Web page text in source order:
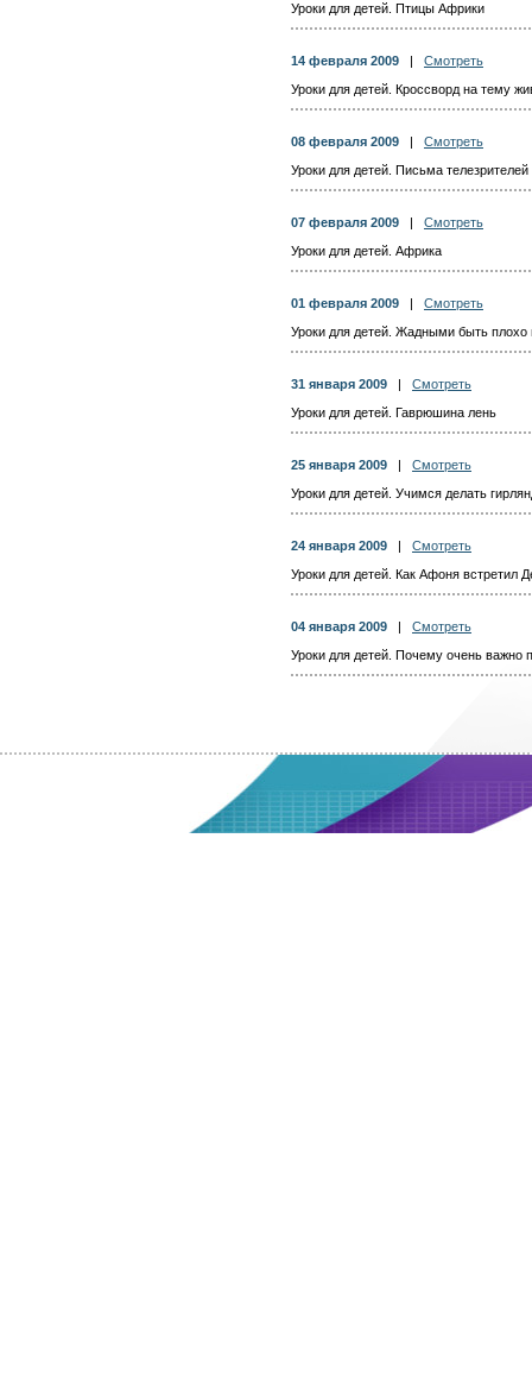
Уроки для детей. Птицы Африки
14 февраля 2009
Смотреть
Уроки для детей. Кроссворд на тему
08 февраля 2009
Смотреть
Уроки для детей. Письма телезрителей
07 февраля 2009
Смотреть
Уроки для детей. Африка
01 февраля 2009
Смотреть
Уроки для детей. Жадными быть плохо
31 января 2009
Смотреть
Уроки для детей. Гаврюшина лень
25 января 2009
Смотреть
Уроки для детей. Учимся делать
24 января 2009
Смотреть
Уроки для детей. Как Афоня встретил
04 января 2009
Смотреть
Уроки для детей. Почему очень важно